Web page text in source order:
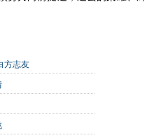
方志友